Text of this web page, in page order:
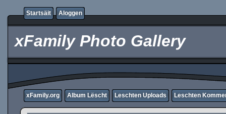
Startsäit Aloggen
xFamily Photo Gallery
xFamily.org Album Lëscht Leschten Uploads Leschten